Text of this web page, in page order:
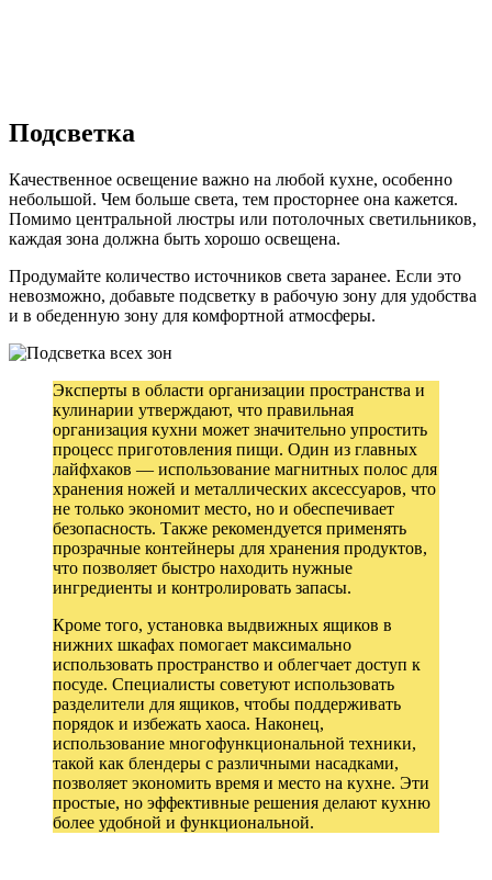
Подсветка
Качественное освещение важно на любой кухне, особенно
небольшой. Чем больше света, тем просторнее она кажется.
Помимо центральной люстры или потолочных светильников,
каждая зона должна быть хорошо освещена.
Продумайте количество источников света заранее. Если это
невозможно, добавьте подсветку в рабочую зону для удобства
и в обеденную зону для комфортной атмосферы.
Эксперты в области организации пространства и
кулинарии утверждают, что правильная
организация кухни может значительно упростить
процесс приготовления пищи. Один из главных
лайфхаков — использование магнитных полос для
хранения ножей и металлических аксессуаров, что
не только экономит место, но и обеспечивает
безопасность. Также рекомендуется применять
прозрачные контейнеры для хранения продуктов,
что позволяет быстро находить нужные
ингредиенты и контролировать запасы.
Кроме того, установка выдвижных ящиков в
нижних шкафах помогает максимально
использовать пространство и облегчает доступ к
посуде. Специалисты советуют использовать
разделители для ящиков, чтобы поддерживать
порядок и избежать хаоса. Наконец,
использование многофункциональной техники,
такой как блендеры с различными насадками,
позволяет экономить время и место на кухне. Эти
простые, но эффективные решения делают кухню
более удобной и функциональной.